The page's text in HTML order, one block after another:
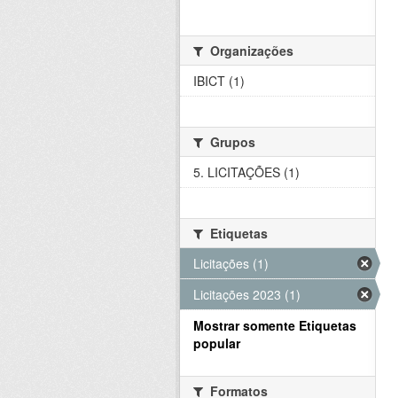
Organizações
IBICT (1)
Grupos
5. LICITAÇÕES (1)
Etiquetas
Licitações (1)
Licitações 2023 (1)
Mostrar somente Etiquetas
popular
Formatos